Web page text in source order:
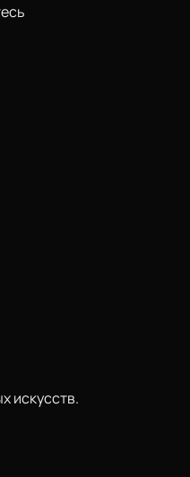
искусств.